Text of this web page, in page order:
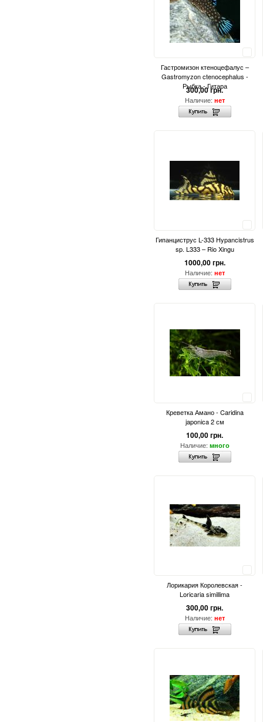
Гастромизон ктеноцефалус –
Gastromyzon ctenocephalus -
Рыбка - Гитара
300,00 грн.
Наличие: нет
Гипанциструс L-333 Hypancistrus
sp. L333 – Rio Xingu
1000,00 грн.
Наличие: нет
Креветка Амано - Caridina
japonica 2 см
100,00 грн.
Наличие: много
Лорикария Королевская -
Loricaria simillima
300,00 грн.
Наличие: нет